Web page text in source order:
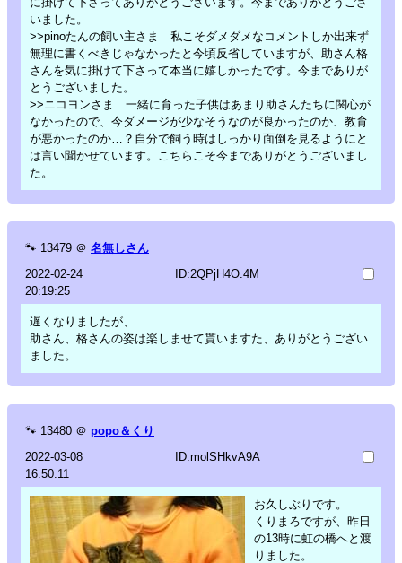
いました。
>>pinoたんの飼い主さま 私こそダメダメなコメントしか出来ず
無理に書くべきじゃなかったと今頃反省していますが、助さん格
さんを気に掛けて下さって本当に嬉しかったです。今までありが
とうございました。
>>ニコヨンさま 一緒に育った子供はあまり助さんたちに関心が
なかったので、今ダメージが少なそうなのが良かったのか、教育
が悪かったのか…？自分で飼う時はしっかり面倒を見るようにと
は言い聞かせています。こちらこそ今までありがとうございまし
た。
🐾 13479 ＠ 名無しさん
2022-02-24
20:19:25
ID:2QPjH4O.4M
遅くなりましたが、
助さん、格さんの姿は楽しませて貰いますた、ありがとうござい
ました。
🐾 13480 ＠ popo＆くり
2022-03-08
16:50:11
ID:molSHkvA9A
お久しぶりです。
くりまろですが、昨日
の13時に虹の橋へと渡
りました。